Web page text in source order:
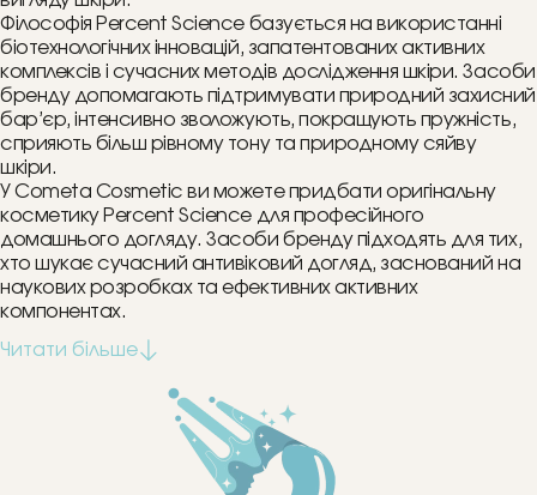
Філософія Percent Science базується на використанні
біотехнологічних інновацій, запатентованих активних
комплексів і сучасних методів дослідження шкіри. Засоби
бренду допомагають підтримувати природний захисний
бар’єр, інтенсивно зволожують, покращують пружність,
сприяють більш рівному тону та природному сяйву
шкіри.
У Cometa Cosmetic ви можете придбати оригінальну
косметику Percent Science для професійного
домашнього догляду. Засоби бренду підходять для тих,
хто шукає сучасний антивіковий догляд, заснований на
наукових розробках та ефективних активних
компонентах.